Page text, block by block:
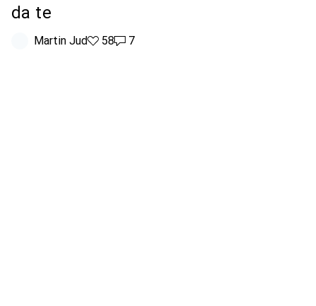
da te
Martin Jud58 like
587 commenti
7